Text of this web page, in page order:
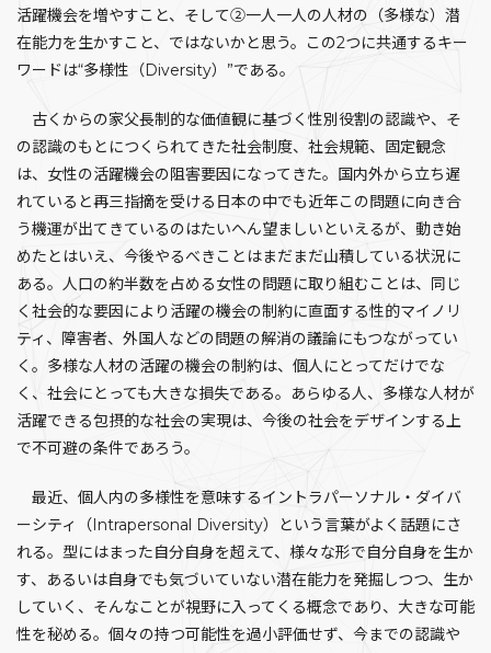
活躍機会を増やすこと、そして②一人一人の人材の（多様な）潜
在能力を生かすこと、ではないかと思う。この2つに共通するキー
ワードは“多様性（Diversity）”である。
古くからの家父長制的な価値観に基づく性別役割の認識や、そ
の認識のもとにつくられてきた社会制度、社会規範、固定観念
は、女性の活躍機会の阻害要因になってきた。国内外から立ち遅
れていると再三指摘を受ける日本の中でも近年この問題に向き合
う機運が出てきているのはたいへん望ましいといえるが、動き始
めたとはいえ、今後やるべきことはまだまだ山積している状況に
ある。人口の約半数を占める女性の問題に取り組むことは、同じ
く社会的な要因により活躍の機会の制約に直面する性的マイノリ
ティ、障害者、外国人などの問題の解消の議論にもつながってい
く。多様な人材の活躍の機会の制約は、個人にとってだけでな
く、社会にとっても大きな損失である。あらゆる人、多様な人材が
活躍できる包摂的な社会の実現は、今後の社会をデザインする上
で不可避の条件であろう。
最近、個人内の多様性を意味するイントラパーソナル・ダイバ
ーシティ（Intrapersonal Diversity）という言葉がよく話題にさ
れる。型にはまった自分自身を超えて、様々な形で自分自身を生か
す、あるいは自身でも気づいていない潜在能力を発掘しつつ、生か
していく、そんなことが視野に入ってくる概念であり、大きな可能
性を秘める。個々の持つ可能性を過小評価せず、今までの認識や